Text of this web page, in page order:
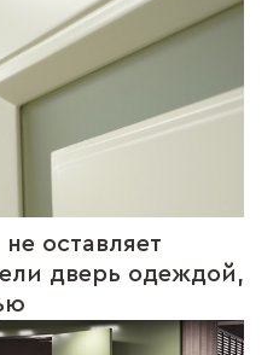
оставляет
дверь одеждой,